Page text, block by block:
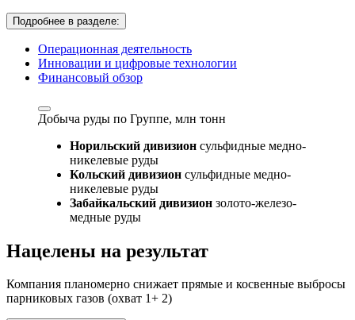
Подробнее в разделе:
Операционная деятельность
Инновации и цифровые технологии
Финансовый обзор
Добыча руды по Группе, млн тонн
Норильский дивизион сульфидные медно-
никелевые руды
Кольский дивизион сульфидные медно-
никелевые руды
Забайкальский дивизион золото-железо-
медные руды
Нацелены на результат
Компания планомерно снижает прямые и косвенные выбросы
парниковых газов (охват 1+ 2)